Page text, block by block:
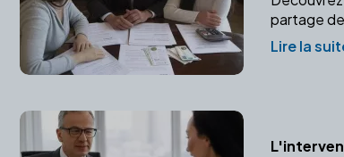
partage
Lire la